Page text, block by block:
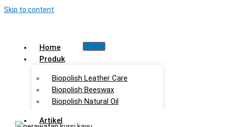
Skip to content
Home
Produk
Biopolish Leather Care
Biopolish Beeswax
Biopolish Natural Oil
Artikel